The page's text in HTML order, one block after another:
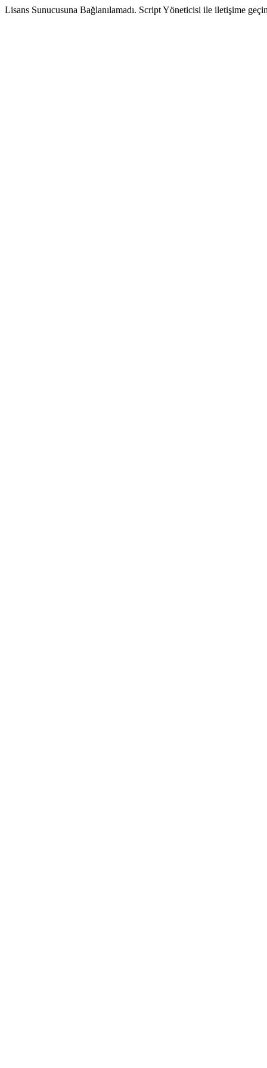
Lisans Sunucusuna Bağlanılamadı. Script Yöneticisi ile iletişime